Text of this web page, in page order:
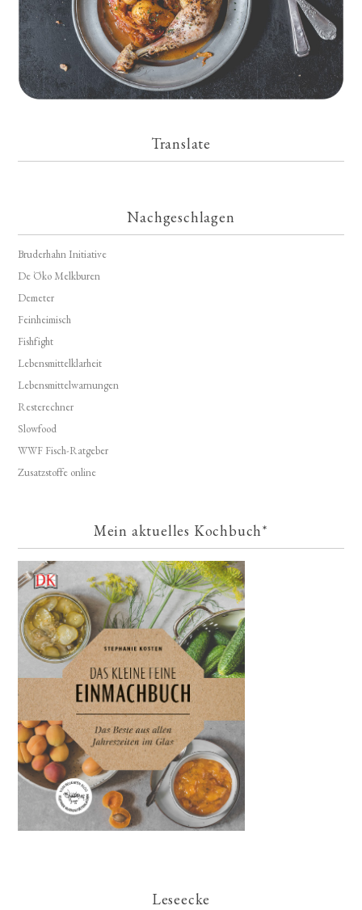
Translate
Nachgeschlagen
Bruderhahn Initiative
De Öko Melkburen
Demeter
Feinheimisch
Fishfight
Lebensmittelklarheit
Lebensmittelwarnungen
Resterechner
Slowfood
WWF Fisch-Ratgeber
Zusatzstoffe online
Mein aktuelles Kochbuch*
Leseecke